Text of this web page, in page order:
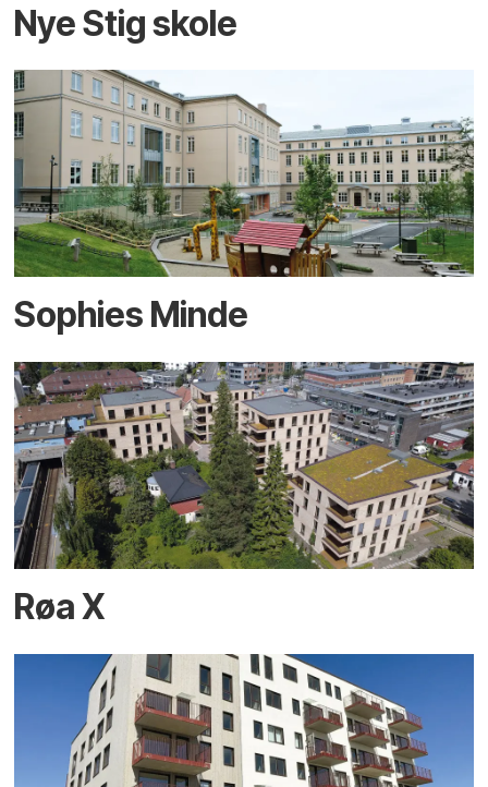
Nye Stig skole
Sophies Minde
Røa X